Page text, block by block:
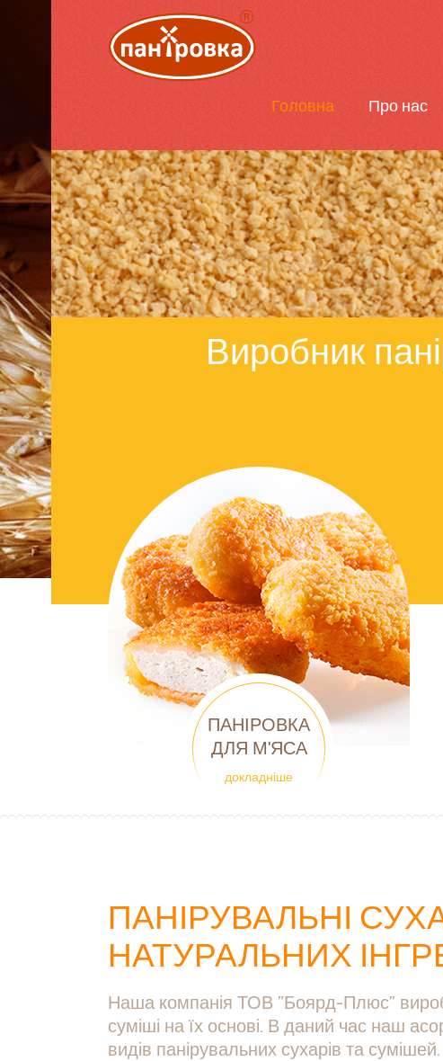
Головна Про нас
Виробник
ПАНІРОВКА
ДЛЯ М'ЯСА
докладніше
ПАНІРУВАЛЬНІ
НАТУРАЛЬНИХ
Наша компанія ТОВ ”Боярд-Плюс”
суміші на їх основі. В даний час наш
видів панірувальних сухарів та